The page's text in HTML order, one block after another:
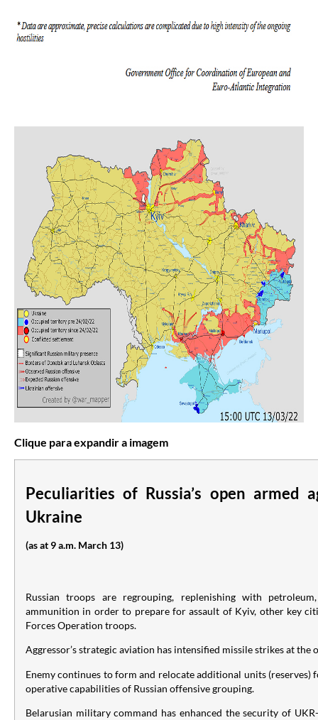
Clique para expandir a imagem
Peculiarities of Russia’s open armed
Ukraine
(as at 9 a.m. March 13)
Russian troops are regrouping, replenishing with
ammunition in order to prepare for assault of Kyiv, other key
Forces Operation troops.
Aggressor’s strategic aviation has intensified missile strikes at the
Enemy continues to form and relocate additional units
operative capabilities of Russian offensive grouping.
Belarusian military command has enhanced the security of